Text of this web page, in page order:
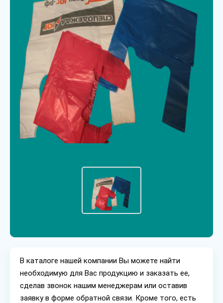
В каталоге нашей компании Вы можете найти
необходимую для Вас продукцию и заказать ее,
сделав звонок нашим менеджерам или оставив
заявку в форме обратной связи. Кроме того, есть